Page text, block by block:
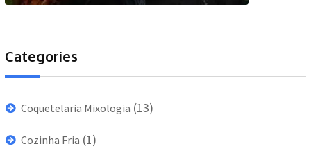
Categories
Coquetelaria Mixologia (13)
Cozinha Fria (1)